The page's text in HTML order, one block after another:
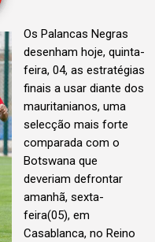
Os Palancas Negras
desenham hoje, quinta-
feira, 04, as estratégias
finais a usar diante dos
mauritanianos, uma
selecção mais forte
comparada com o
Botswana que
deveriam defrontar
amanhã, sexta-
feira(05), em
Casablanca, no Reino